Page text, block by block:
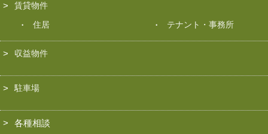
賃貸物件
住居
テナント・事務所
収益物件
駐車場
各種相談